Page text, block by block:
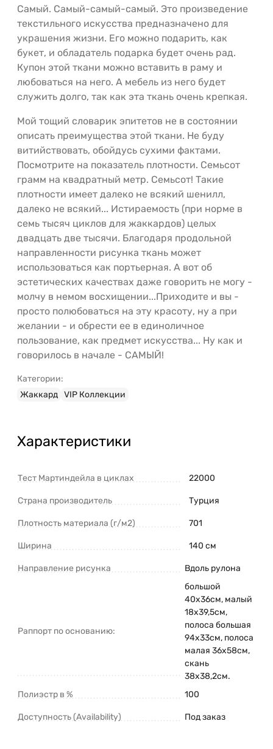
Самый. Самый-самый-самый. Это произведение
текстильного искусства предназначено для
украшения жизни. Его можно подарить, как
букет, и обладатель подарка будет очень рад.
Купон этой ткани можно вставить в раму и
любоваться на него. А мебель из него будет
служить долго, так как эта ткань очень крепкая.
Мой тощий словарик эпитетов не в состоянии
описать преимущества этой ткани. Не буду
витийствовать, обойдусь сухими фактами.
Посмотрите на показатель плотности. Семьсот
грамм на квадратный метр. Семьсот! Такие
плотности имеет далеко не всякий шенилл,
далеко не всякий... Истираемость (при норме в
семь тысяч циклов для жаккардов) целых
двадцать две тысячи. Благодаря продольной
направленности рисунка ткань может
использоваться как портьерная. А вот об
эстетических качествах даже говорить не могу -
молчу в немом восхищении...Приходите и вы -
просто полюбоваться на эту красоту, ну а при
желании - и обрести ее в единоличное
пользование, как предмет искусства... Ну как и
говорилось в начале - САМЫЙ!
Категории:
Жаккард VIP Коллекции
Характеристики
Тест Мартиндейла в циклах 22000
Страна производитель Турция
Плотность материала (г/м2) 701
Ширина 140 см
Направление рисунка Вдоль рулона
Раппорт по основанию:
большой
40х36см, малый
18х39,5см,
полоса большая
94х33см, полоса
малая 36х58см,
скань
38х38,2см.
Полиэстр в %
100
Доступность (Availability) Под заказ